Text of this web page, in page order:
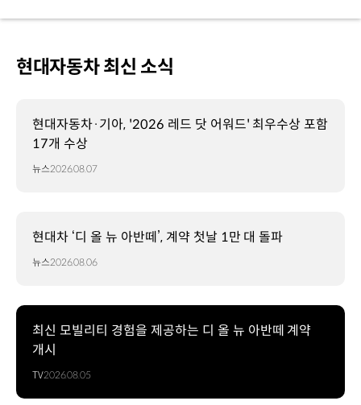
현대자동차 최신 소식
현대자동차·기아, '2026 레드 닷 어워드' 최우수상 포함
17개 수상
뉴스2026.08.07
현대차 ‘디 올 뉴 아반떼’, 계약 첫날 1만 대 돌파
뉴스2026.08.06
최신 모빌리티 경험을 제공하는 디 올 뉴 아반떼 계약
개시
TV2026.08.05